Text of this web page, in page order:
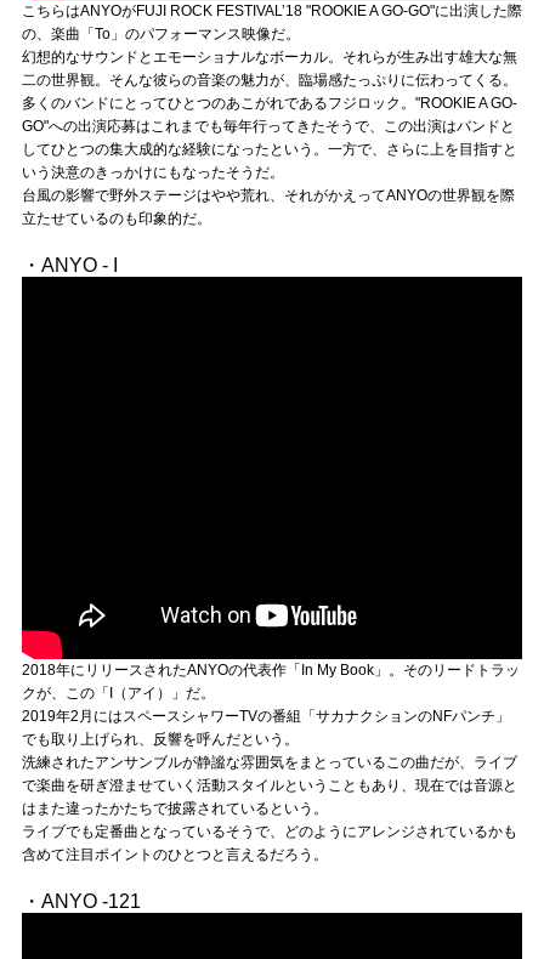
こちらはANYOがFUJI ROCK FESTIVAL’18 "ROOKIE A GO-GO"に出演した際
の、楽曲「To」のパフォーマンス映像だ。
幻想的なサウンドとエモーショナルなボーカル。それらが生み出す雄大な無
二の世界観。そんな彼らの音楽の魅力が、臨場感たっぷりに伝わってくる。
多くのバンドにとってひとつのあこがれであるフジロック。"ROOKIE A GO-
GO"への出演応募はこれまでも毎年行ってきたそうで、この出演はバンドと
してひとつの集大成的な経験になったという。一方で、さらに上を目指すと
いう決意のきっかけにもなったそうだ。
台風の影響で野外ステージはやや荒れ、それがかえってANYOの世界観を際
立たせているのも印象的だ。
・ANYO - I
2018年にリリースされたANYOの代表作「In My Book」。そのリードトラッ
クが、この「I（アイ）」だ。
2019年2月にはスペースシャワーTVの番組「サカナクションのNFパンチ」
でも取り上げられ、反響を呼んだという。
洗練されたアンサンブルが静謐な雰囲気をまとっているこの曲だが、ライブ
で楽曲を研ぎ澄ませていく活動スタイルということもあり、現在では音源と
はまた違ったかたちで披露されているという。
ライブでも定番曲となっているそうで、どのようにアレンジされているかも
含めて注目ポイントのひとつと言えるだろう。
・ANYO -121